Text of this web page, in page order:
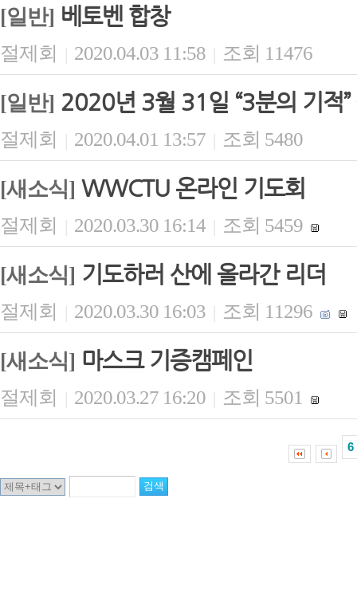
[일반] 베토벤 합창
절제회 | 2020.04.03 11:58 | 조회 11476
[일반] 2020년 3월 31일 “3분의 기적”
절제회 | 2020.04.01 13:57 | 조회 5480
[새소식] WWCTU 온라인 기도회
절제회 | 2020.03.30 16:14 | 조회 5459
[새소식] 기도하러 산에 올라간 리더
절제회 | 2020.03.30 16:03 | 조회 11296
[새소식] 마스크 기증캠페인
절제회 | 2020.03.27 16:20 | 조회 5501
6